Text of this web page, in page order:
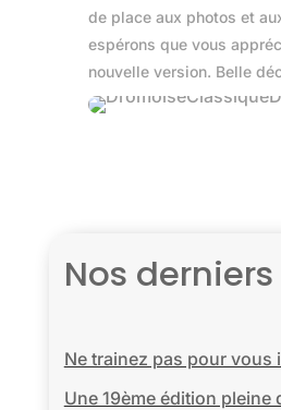
de place aux photos et
espérons que vous
nouvelle version. Belle
Nos
Ne trainez pas pour vous
Une 19ème édition pleine